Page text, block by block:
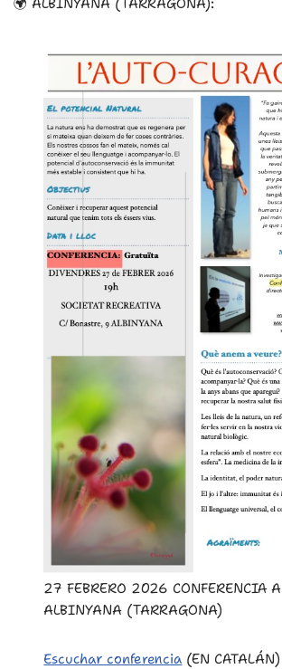
🌍 ALBINYANA (TARRAGONA):
27 FEBRERO 2026 CONFERENCIA A
ALBINYANA (TARRAGONA)
Escuchar conferencia (EN CATALÁN)